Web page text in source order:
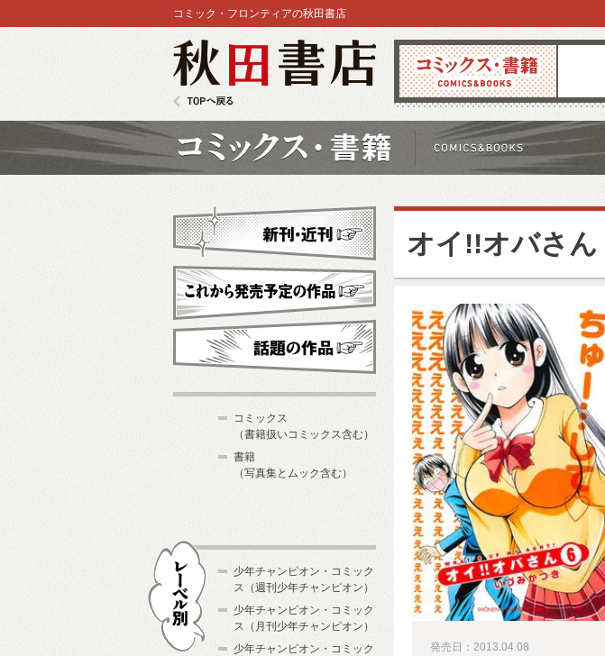
コミックス 雑誌
コミック・フロンティアの秋田書店
オイ!!オバさん
発売日：2013.04.08
新刊・近刊
これから発売予定
コミックス
（書籍扱いコミックス含む）
書籍
（写真集とムック含む）
少年チャンピオン・コミック
ス（週刊少年チャンピオン）
少年チャンピオン・コミック
ス（月刊少年チャンピオン）
少年チャンピオン・コミック